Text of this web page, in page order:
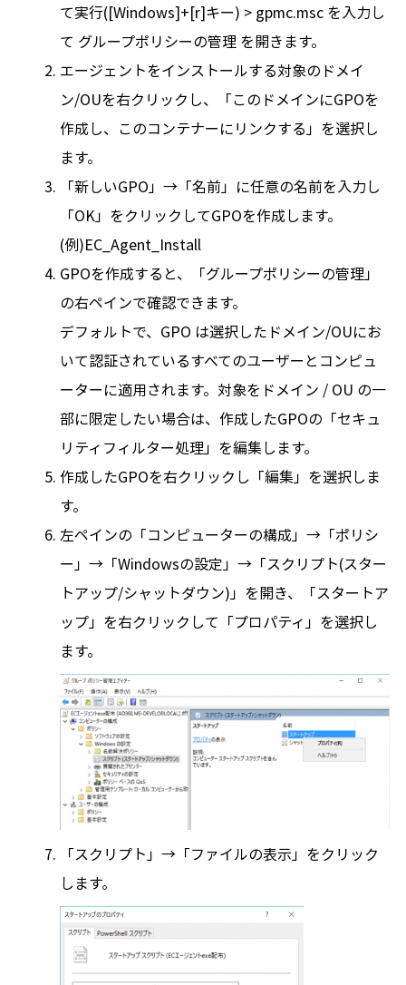
て実行([Windows]+[r]キー) > gpmc.msc を入力し
て グループポリシーの管理 を開きます。
エージェントをインストールする対象のドメイ
ン/OUを右クリックし、「このドメインにGPOを
作成し、このコンテナーにリンクする」を選択し
ます。
「新しいGPO」→「名前」に任意の名前を入力し
「OK」をクリックしてGPOを作成します。
(例)EC_Agent_Install
GPOを作成すると、「グループポリシーの管理」
の右ペインで確認できます。
デフォルトで、GPO は選択したドメイン/OUにお
いて認証されているすべてのユーザーとコンピュ
ーターに適用されます。対象をドメイン / OU の一
部に限定したい場合は、作成したGPOの「セキュ
リティフィルター処理」を編集します。
作成したGPOを右クリックし「編集」を選択しま
す。
左ペインの「コンピューターの構成」→「ポリシ
ー」→「Windowsの設定」→「スクリプト(スター
トアップ/シャットダウン)」を開き、「スタートア
ップ」を右クリックして「プロパティ」を選択し
ます。
「スクリプト」→「ファイルの表示」をクリック
します。